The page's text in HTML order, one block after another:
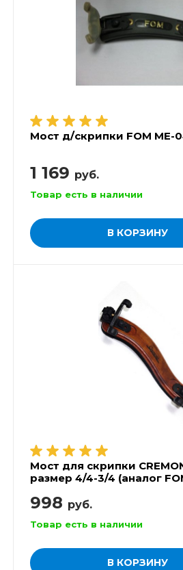
Мост д/скрипки FOM ME-
1 169 руб.
Товар есть в наличии
В КОРЗИНУ
Мост для скрипки
размер 4/4-3/4 (аналог
998 руб.
Товар есть в наличии
В КОРЗИНУ